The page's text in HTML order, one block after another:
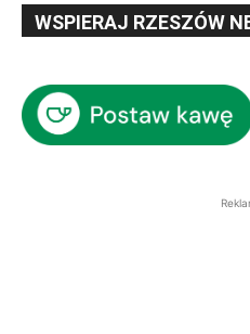
WSPIERAJ RZESZÓW